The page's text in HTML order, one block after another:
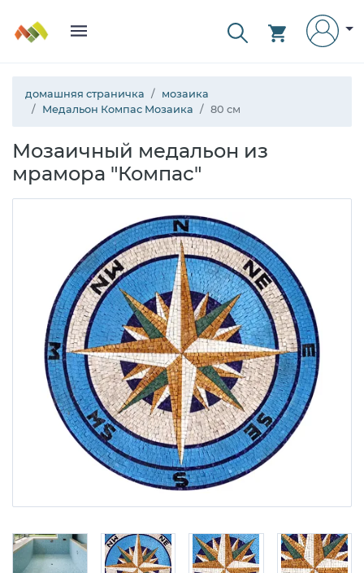
домашняя страничка
мозаика
Медальон Компас Мозаика
80 см
Мозаичный медальон из
мрамора "Компас"